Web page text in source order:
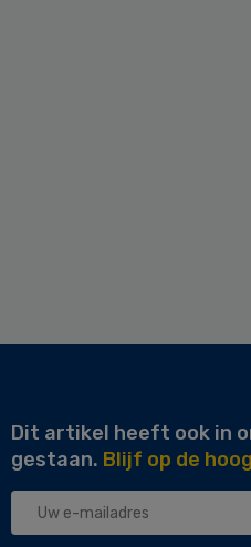
Dit artikel heeft ook in
gestaan. Blijf op de
Uw